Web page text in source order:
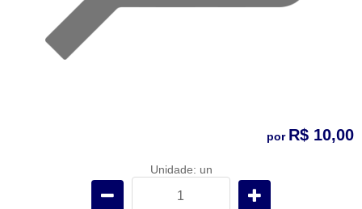
por R$ 10,00
Unidade: un